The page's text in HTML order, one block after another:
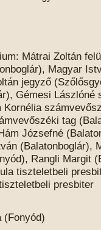
Mátrai Zoltán
Magyar
jegyző
Gémesi Lászlóné
Kornélia
tag
Józsefné
(Balatonboglár),
Rangli Margit
tiszteletbeli
presbiter
(Fonyód)